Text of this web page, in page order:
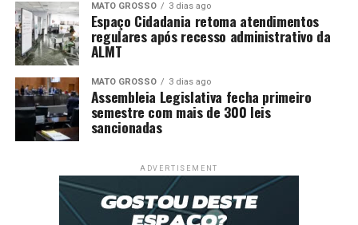
MATO GROSSO 3 dias ago
Espaço Cidadania retoma atendimentos
regulares após recesso administrativo da
ALMT
MATO GROSSO 3 dias ago
Assembleia Legislativa fecha primeiro
semestre com mais de 300 leis
sancionadas
ADVERTISEMENT